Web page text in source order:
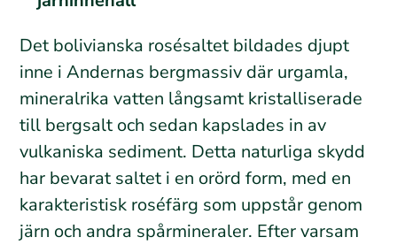
Det bolivianska rosésaltet bildades djupt
inne i Andernas bergmassiv där urgamla,
mineralrika vatten långsamt kristalliserade
till bergsalt och sedan kapslades in av
vulkaniska sediment. Detta naturliga skydd
har bevarat saltet i en orörd form, med en
karakteristisk roséfärg som uppstår genom
järn och andra spårmineraler. Efter varsam